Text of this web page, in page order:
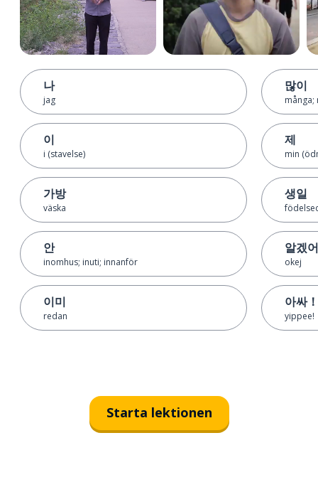
나
jag
이
i (stavelse)
가방
väska
안
inomhus; inuti; innanför
이미
redan
많이
många;
제
min
생일
알겠
okej
아싸！
yippee!
Starta lektionen